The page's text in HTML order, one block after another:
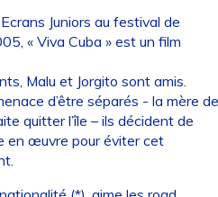
Juniors au festival de
« Viva Cuba » est un film
Malu et Jorgito sont amis.
d’être séparés - la mère
quitter l’île – ils décident de
en œuvre pour éviter cet